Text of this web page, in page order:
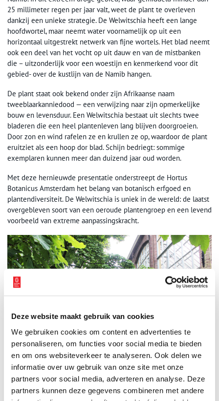
Deze website maakt gebruik van cookies
We gebruiken cookies om content en advertenties te
personaliseren, om functies voor social media te bieden
en om ons websiteverkeer te analyseren. Ook delen we
informatie over uw gebruik van onze site met onze
partners voor social media, adverteren en analyse. Deze
partners kunnen deze gegevens combineren met andere
25 millimeter regen per jaar valt, weet de plant te overleven
dankzij een unieke strategie. De Welwitschia heeft een lange
hoofdwortel, maar neemt water voornamelijk op uit een
horizontaal uitgestrekt netwerk van fijne wortels. Het blad neemt
ook een deel van het vocht op uit dauw en van de mistbanken
die – uitzonderlijk voor een woestijn en kenmerkend voor dit
gebied- over de kustlijn van de Namib hangen.
De plant staat ook bekend onder zijn Afrikaanse naam
tweeblaarkanniedood — een verwijzing naar zijn opmerkelijke
bouw en levensduur. Een Welwitschia bestaat uit slechts twee
bladeren die een heel plantenleven lang blijven doorgroeien.
Door zon en wind rafelen ze en krullen ze op, waardoor de plant
eruitziet als een hoop dor blad. Schijn bedriegt: sommige
exemplaren kunnen meer dan duizend jaar oud worden.
Met deze hernieuwde presentatie onderstreept de Hortus
Botanicus Amsterdam het belang van botanisch erfgoed en
plantendiversiteit. De Welwitschia is uniek in de wereld: de laatst
overgebleven soort van een oeroude plantengroep en een levend
voorbeeld van extreme aanpassingskracht.
De Palmenkas. Foto: Hortus Amsterdam.
De Hortus viert de terugkeer van de Welwitschia met een